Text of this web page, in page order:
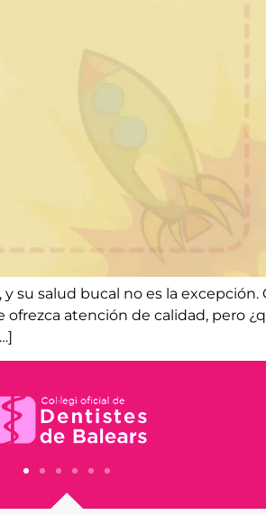
su salud bucal no es la
atención de calidad, pero